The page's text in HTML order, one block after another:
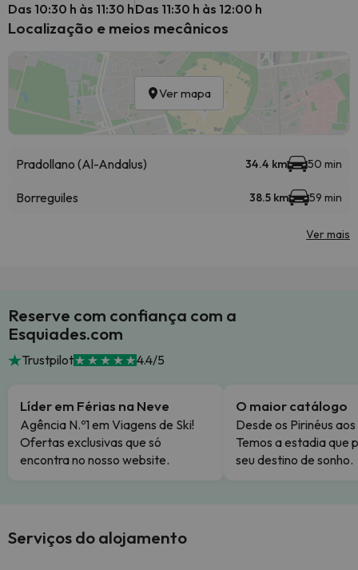
Das 10:30 h às 11:30 hDas 11:30 h às 12:00 h
Localização e meios mecânicos
Ver mapa
Pradollano (Al-Andalus) 34.4 km 50 min
Borreguiles 38.5 km 59 min
Ver mais
Reserve com confiança com a
Esquiades.com
Trustpilot 4.4/5
Líder em Férias na Neve
Agência N.º1 em Viagens de Ski!
Ofertas exclusivas que só
encontra no nosso website.
O maior catálogo
Desde os Pirinéus
Temos a estadia que
seu destino de sonho.
Serviços do alojamento